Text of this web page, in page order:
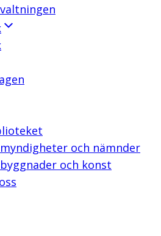
och nämnder
och konst